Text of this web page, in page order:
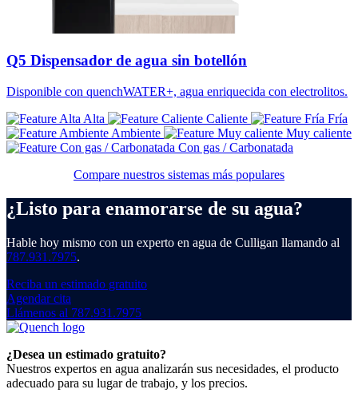
Q5 Dispensador de agua sin botellón
Disponible con quenchWATER+, agua enriquecida con electrolitos.
Alta
Caliente
Fría
Ambiente
Muy caliente
Con gas / Carbonatada
Compare nuestros sistemas más populares
¿Listo para enamorarse de su agua?
Hable hoy mismo con un experto en agua de Culligan llamando al
787.931.7975.
Reciba un estimado gratuito
Agendar cita
Llámenos al 787.931.7975
¿Desea un estimado gratuito?
Nuestros expertos en agua analizarán sus necesidades, el producto
adecuado para su lugar de trabajo, y los precios.